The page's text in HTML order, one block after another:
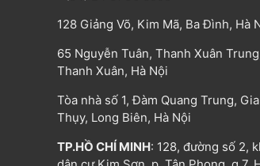
128 Giảng Võ, Kim Mã, Ba Đình, Hà
65 Nguyễn Tuân, Thanh Xuân
Thanh Xuân, Hà Nội
Tòa nhà số 1, Đàm Quang Trung, Gia
Thụy, Long Biên, Hà Nội
TP.HỒ CHÍ MINH: 128, đường số 2,